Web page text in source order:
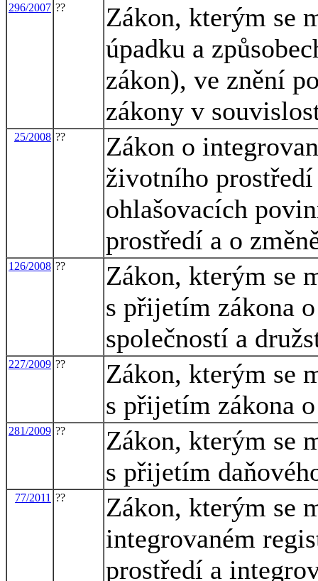
296/2007 ??
Zákon, kterým se
úpadku a
zákon), ve znění
zákony v
25/2008 ??
Zákon o
životního
ohlašovacích
prostředí a o
126/2008 ??
Zákon, kterým se
s přijetím zákona
společností a
227/2009 ??
Zákon, kterým se
s přijetím zákona
281/2009 ??
Zákon, kterým se
s přijetím
77/2011 ??
Zákon, kterým se
integrovaném
prostředí a